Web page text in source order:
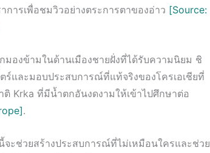
ารเพื่อชมวิวอย่างตระการตาของอ่าว [Source:
มองข้ามในด้านเมืองชายฝั่งที่ได้รับความนิยม ชิ
ร์และมอบประสบการณ์ที่แท้จริงของโครเอเชียที่
Krka ที่มีน้ำตกอันงดงามให้เข้าไปศึกษาต่อ
.
ะช่วยสร้างประสบการณ์ที่ไม่เหมือนใครและช่วย